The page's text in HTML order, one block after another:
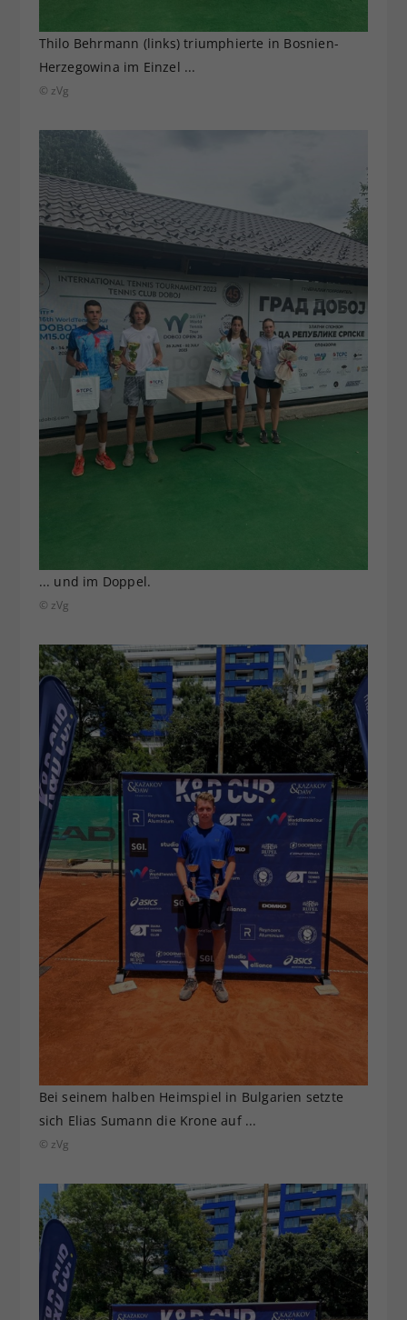
Thilo Behrmann (links) triumphierte in Bosnien-
Herzegowina im Einzel ...
© zVg
... und im Doppel.
© zVg
Bei seinem halben Heimspiel in Bulgarien setzte
sich Elias Sumann die Krone auf ...
© zVg